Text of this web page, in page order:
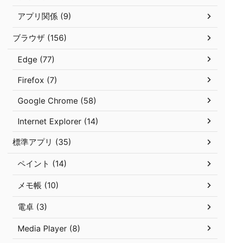
アプリ関係 (9)
ブラウザ (156)
Edge (77)
Firefox (7)
Google Chrome (58)
Internet Explorer (14)
標準アプリ (35)
ペイント (14)
メモ帳 (10)
電卓 (3)
Media Player (8)